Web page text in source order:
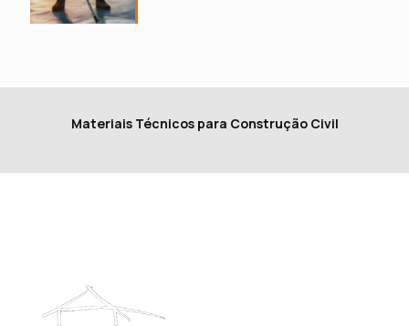
Materiais Técnicos para Construção Civil